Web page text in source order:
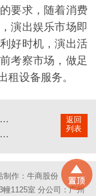
要求，随着消费
演出娱乐市场即
好时机，演出活
考察市场，做足
租设备服务。
返回
列表
音响租赁公司音响师的职责
客户您知道舞台租赁行业存在的陷井吗？
制作：牛商股份
1125室 分公司：广州